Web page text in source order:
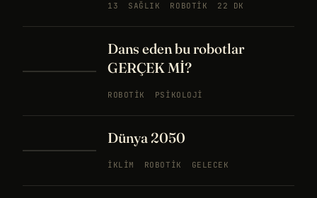
13
SAĞLIK ROBOTIK 22 DK
Dans eden bu robotlar
GERÇEK Mİ?
ROBOTIK PSIKOLOJI
Dünya 2050
İKLIM ROBOTIK GELECEK